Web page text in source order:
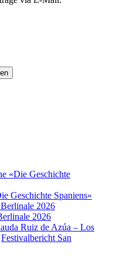
«Die Geschichte
Geschichte Spaniens»
2026
2026
Ruiz de Azúa – Los
Festivalbericht San